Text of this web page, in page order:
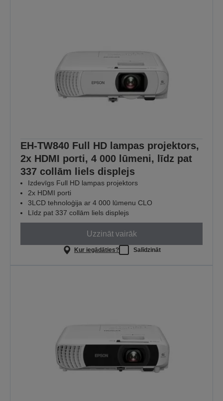
EH-TW840 Full HD lampas projektors,
2x HDMI porti, 4 000 lūmeni, līdz pat
337 collām liels displejs
Izdevīgs Full HD lampas projektors
2x HDMI porti
3LCD tehnoloģija ar 4 000 lūmenu CLO
Līdz pat 337 collām liels displejs
Uzzināt vairāk
Kur iegādāties? Salīdzināt